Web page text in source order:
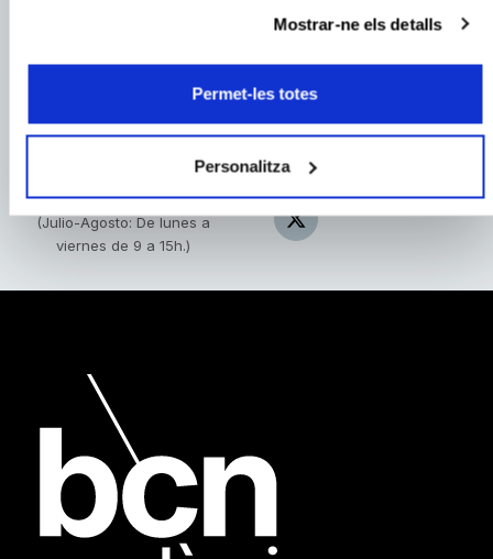
Mostrar-ne els detalls
Permet-les totes
Personalitza
933 426 175
Información y venta de
Lun. a jue. de 9h a 18h
Vie. de 9h a 15h
(Julio-Agosto: De lunes a
viernes de 9 a 15h.)